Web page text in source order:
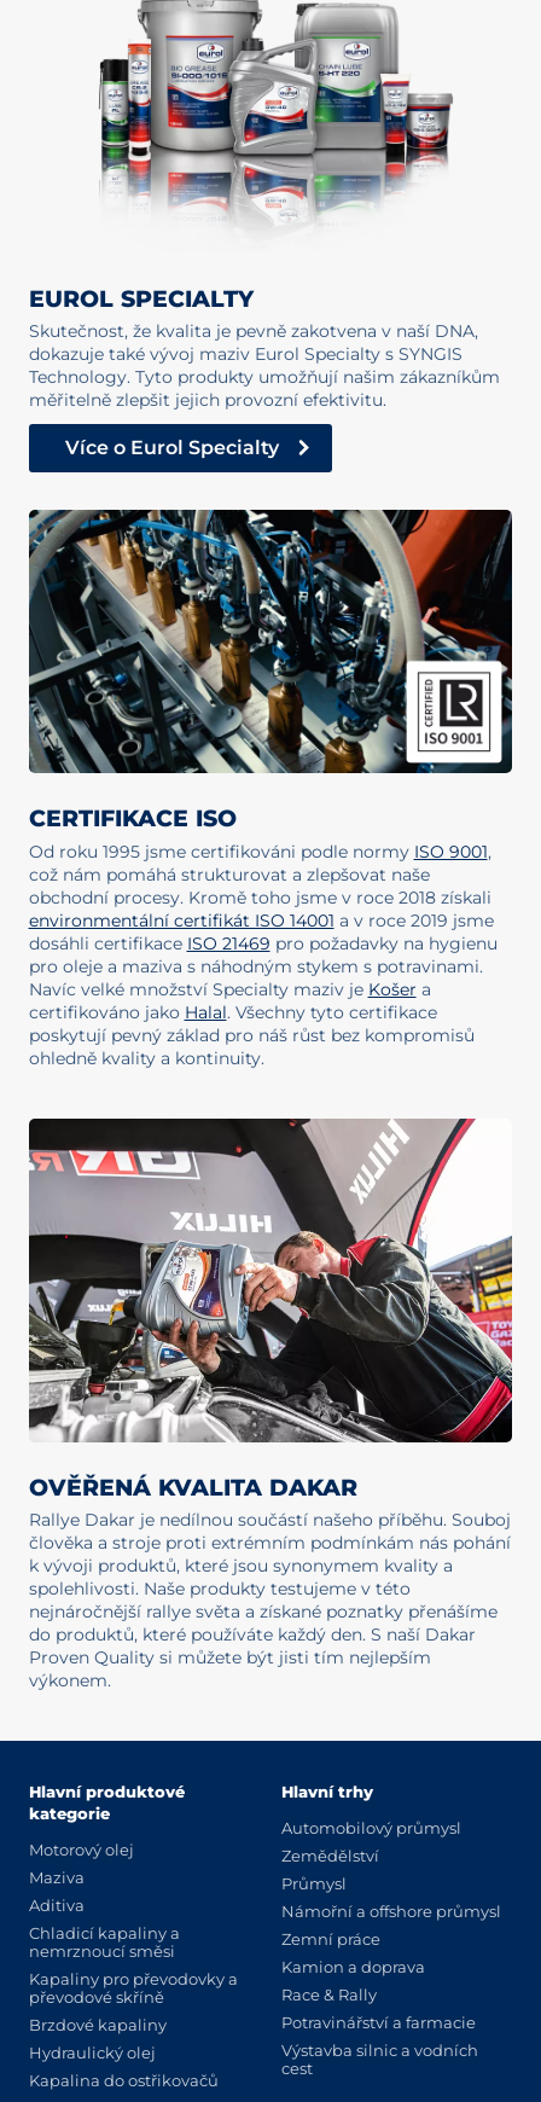
EUROL SPECIALTY
Skutečnost, že kvalita je pevně zakotvena v naší DNA,
dokazuje také vývoj maziv Eurol Specialty s SYNGIS
Technology. Tyto produkty umožňují našim zákazníkům
měřitelně zlepšit jejich provozní efektivitu.
Více o Eurol Specialty
CERTIFIKACE ISO
Od roku 1995 jsme certifikováni podle normy ISO 9001,
což nám pomáhá strukturovat a zlepšovat naše
obchodní procesy. Kromě toho jsme v roce 2018 získali
environmentální certifikát ISO 14001 a v roce 2019 jsme
dosáhli certifikace ISO 21469 pro požadavky na hygienu
pro oleje a maziva s náhodným stykem s potravinami.
Navíc velké množství Specialty maziv je Košer a
certifikováno jako Halal. Všechny tyto certifikace
poskytují pevný základ pro náš růst bez kompromisů
ohledně kvality a kontinuity.
OVĚŘENÁ KVALITA DAKAR
Rallye Dakar je nedílnou součástí našeho příběhu. Souboj
člověka a stroje proti extrémním podmínkám nás pohání
k vývoji produktů, které jsou synonymem kvality a
spolehlivosti. Naše produkty testujeme v této
nejnáročnější rallye světa a získané poznatky přenášíme
do produktů, které používáte každý den. S naší Dakar
Proven Quality si můžete být jisti tím nejlepším
výkonem.
Hlavní produktové
kategorie
Motorový olej
Maziva
Aditiva
Chladicí kapaliny a
nemrznoucí směsi
Kapaliny pro převodovky a
převodové skříně
Brzdové kapaliny
Hydraulický olej
Kapalina do ostřikovačů
Hlavní trhy
Automobilový průmysl
Zemědělství
Průmysl
Námořní a offshore průmysl
Zemní práce
Kamion a doprava
Race & Rally
Potravinářství a farmacie
Výstavba silnic a vodních
cest